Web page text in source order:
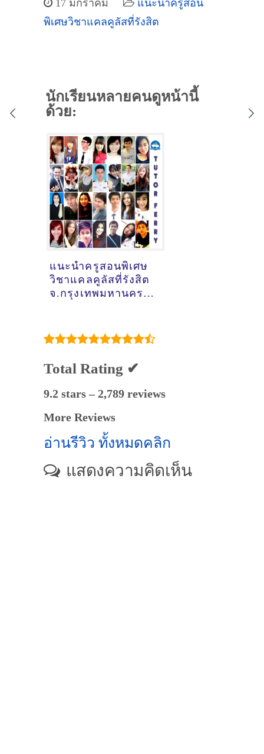
17 มกราคม
แนะนำครูสอน
พิเศษวิชาแคลคูลัสที่รังสิต
นักเรียนหลายคนดูหน้านี้
ด้วย:
แนะนำครูสอนพิเศษ
วิชาแคลคูลัสที่รังสิต
จ.กรุงเทพมหานคร
Total Rating ✔
9.2 stars – 2,789 reviews
More Reviews
อ่านรีวิว ทั้งหมดคลิก
แสดงความคิดเห็น